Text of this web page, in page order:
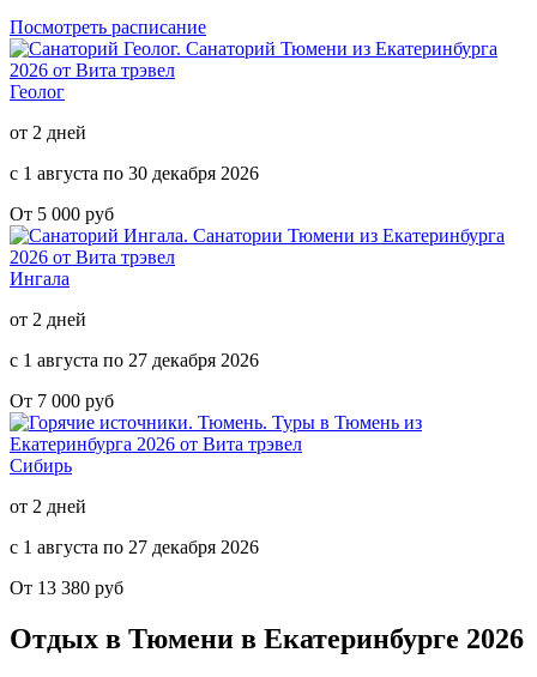
Посмотреть расписание
Геолог
от 2 дней
с 1 августа по 30 декабря 2026
От 5 000 руб
Ингала
от 2 дней
с 1 августа по 27 декабря 2026
От 7 000 руб
Сибирь
от 2 дней
с 1 августа по 27 декабря 2026
От 13 380 руб
Отдых в Тюмени в Екатеринбурге 2026